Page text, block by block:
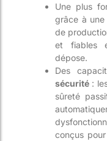
Une plus
grâce à
de
et fiables
dépose.
Des
sécurité :
sûreté
conçus